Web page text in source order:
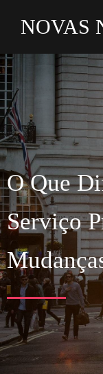
NOVAS
O Que
Serviço